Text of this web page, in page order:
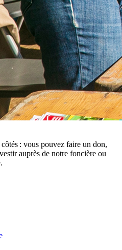
: vous pouvez faire un don,
auprès de notre foncière ou